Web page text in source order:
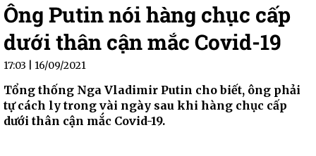
Ông Putin nói hàng chục cấp
dưới thân cận mắc Covid-19
17:03 | 16/09/2021
Tổng thống Nga Vladimir Putin cho biết, ông phải
tự cách ly trong vài ngày sau khi hàng chục cấp
dưới thân cận mắc Covid-19.